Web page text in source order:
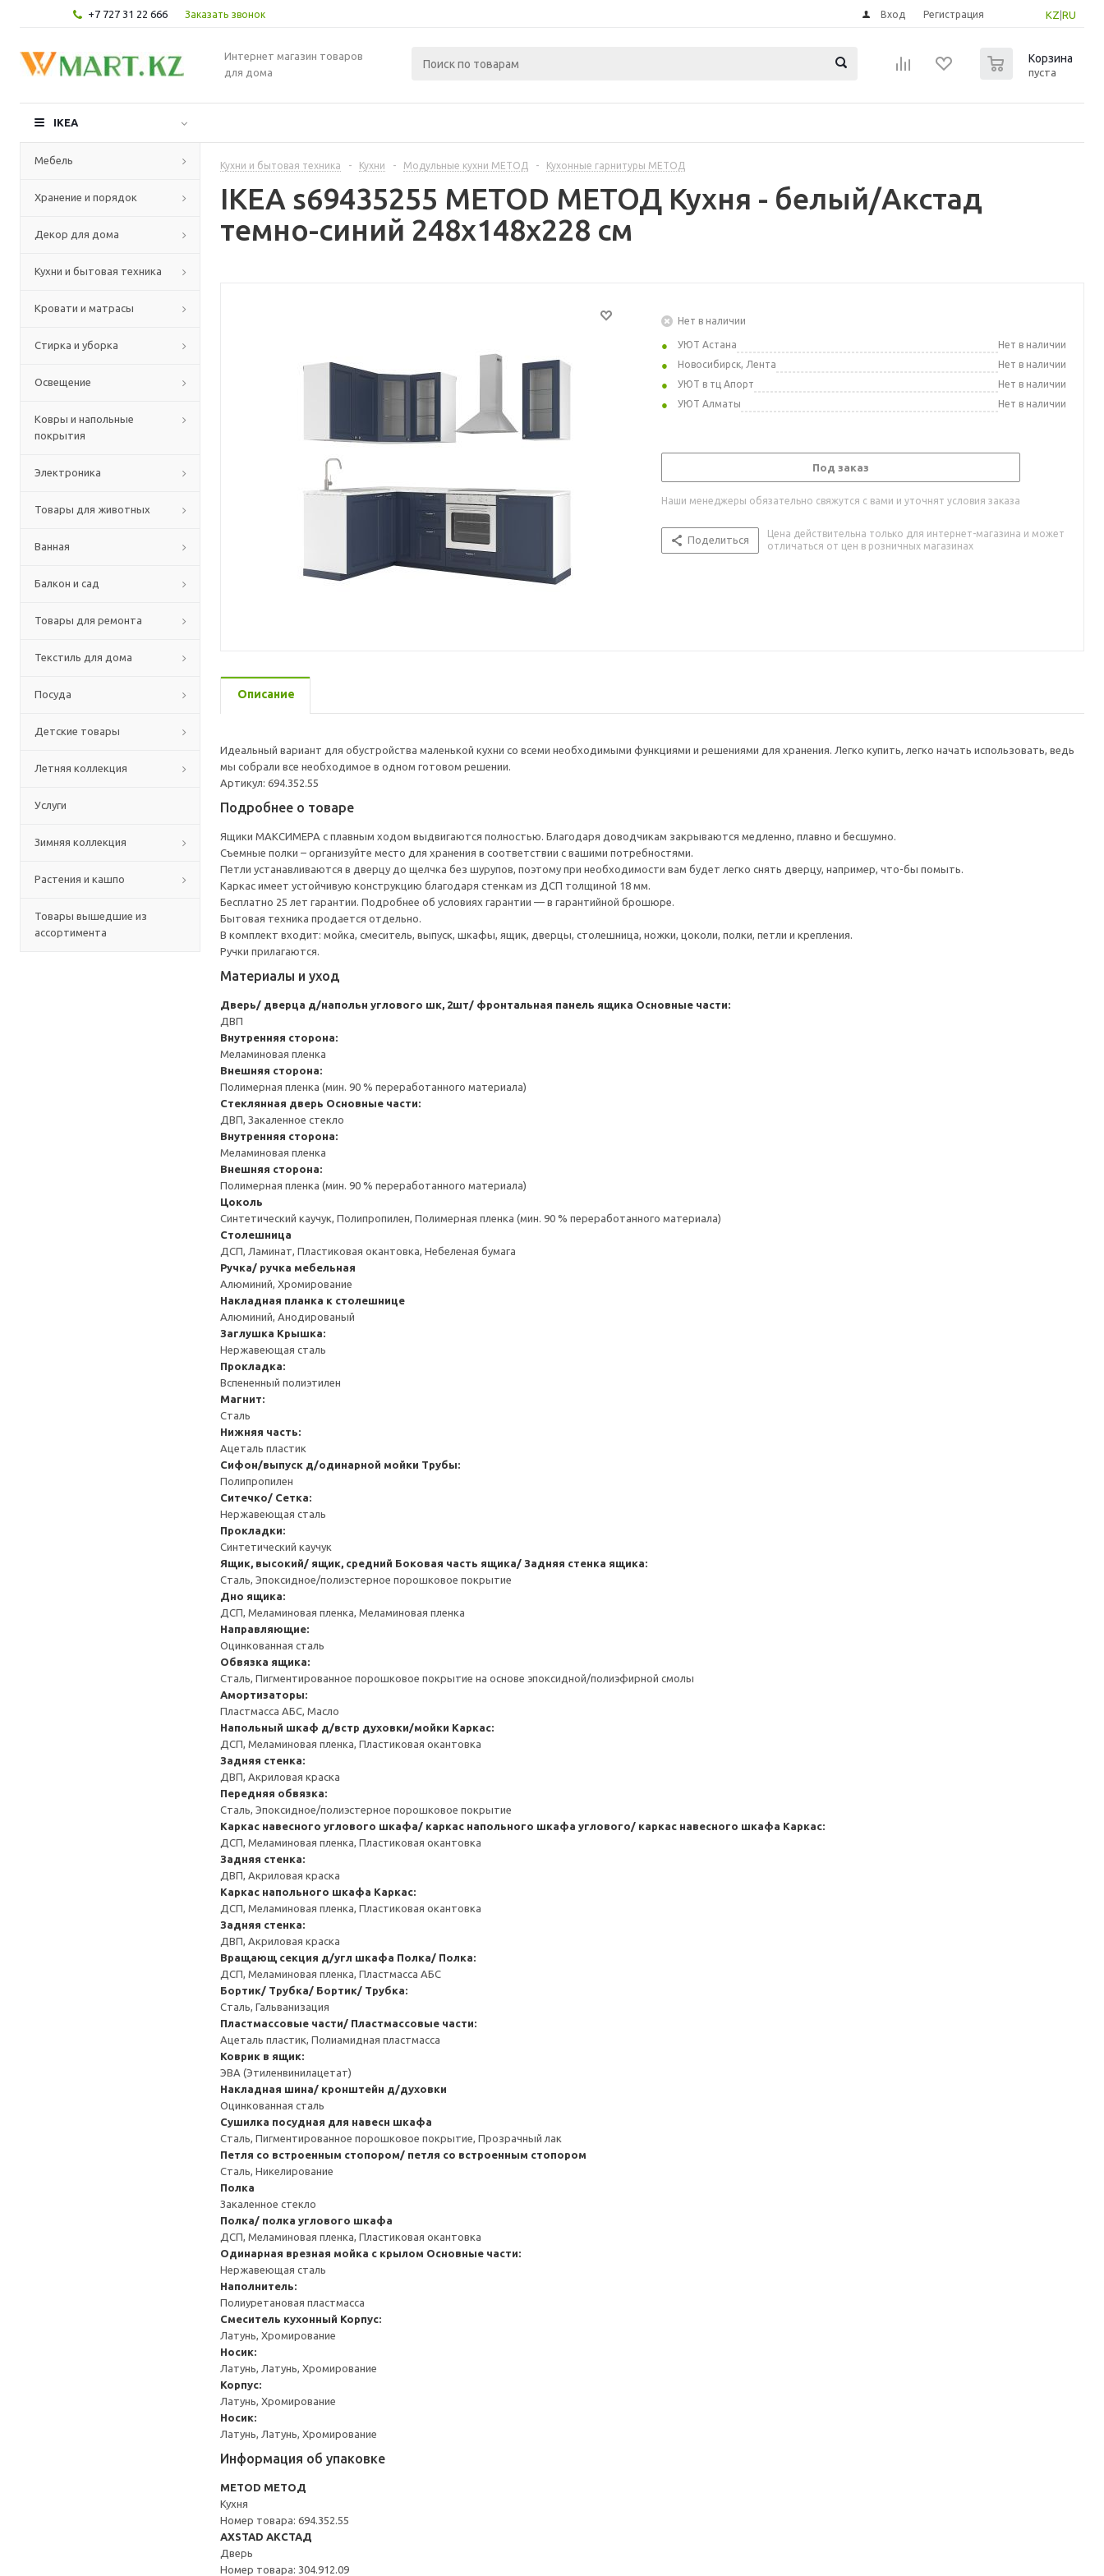
+7 727 31 22 666 Заказать звонок KZ RU
Вход Регистрация
Интернет магазин товаров
для дома
Корзина
пуста
IKEA
Мебель
Хранение и порядок
Декор для дома
Кухни и бытовая техника
Кровати и матрасы
Стирка и уборка
Освещение
Ковры и напольные
покрытия
Электроника
Товары для животных
Ванная
Балкон и сад
Товары для ремонта
Текстиль для дома
Посуда
Детские товары
Летняя коллекция
Услуги
Зимняя коллекция
Растения и кашпо
Товары вышедшие из
ассортимента
Кухни и бытовая техника - Кухни - Модульные кухни МЕТОД - Кухонные гарнитуры МЕТОД
IKEA s69435255 METOD МЕТОД Кухня - белый/Акстад
темно-синий 248x148x228 см
Нет в наличии
УЮТ Астана
Нет в наличии
Новосибирск, Лента
Нет в наличии
УЮТ в тц Апорт
Нет в наличии
УЮТ Алматы
Нет в наличии
Под заказ
Наши менеджеры обязательно свяжутся с вами и уточнят условия заказа
Поделиться
Цена действительна только для интернет-магазина и может
отличаться от цен в розничных магазинах
Описание
Идеальный вариант для обустройства маленькой кухни со всеми необходимыми функциями и решениями для хранения. Легко купить, легко начать использовать, ведь
мы собрали все необходимое в одном готовом решении.
Артикул: 694.352.55
Подробнее о товаре
Ящики МАКСИМЕРА с плавным ходом выдвигаются полностью. Благодаря доводчикам закрываются медленно, плавно и бесшумно.
Съемные полки – организуйте место для хранения в соответствии с вашими потребностями.
Петли устанавливаются в дверцу до щелчка без шурупов, поэтому при необходимости вам будет легко снять дверцу, например, что-бы помыть.
Каркас имеет устойчивую конструкцию благодаря стенкам из ДСП толщиной 18 мм.
Бесплатно 25 лет гарантии. Подробнее об условиях гарантии — в гарантийной брошюре.
Бытовая техника продается отдельно.
В комплект входит: мойка, смеситель, выпуск, шкафы, ящик, дверцы, столешница, ножки, цоколи, полки, петли и крепления.
Ручки прилагаются.
Материалы и уход
Дверь/ дверца д/напольн углового шк, 2шт/ фронтальная панель ящика Основные части:
ДВП
Внутренняя сторона:
Меламиновая пленка
Внешняя сторона:
Полимерная пленка (мин. 90 % переработанного материала)
Стеклянная дверь Основные части:
ДВП, Закаленное стекло
Внутренняя сторона:
Меламиновая пленка
Внешняя сторона:
Полимерная пленка (мин. 90 % переработанного материала)
Цоколь
Синтетический каучук, Полипропилен, Полимерная пленка (мин. 90 % переработанного материала)
Столешница
ДСП, Ламинат, Пластиковая окантовка, Небеленая бумага
Ручка/ ручка мебельная
Алюминий, Хромирование
Накладная планка к столешнице
Алюминий, Анодированый
Заглушка Крышка:
Нержавеющая сталь
Прокладка:
Вспененный полиэтилен
Магнит:
Сталь
Нижняя часть:
Ацеталь пластик
Сифон/выпуск д/одинарной мойки Трубы:
Полипропилен
Ситечко/ Сетка:
Нержавеющая сталь
Прокладки:
Синтетический каучук
Ящик, высокий/ ящик, средний Боковая часть ящика/ Задняя стенка ящика:
Сталь, Эпоксидное/полиэстерное порошковое покрытие
Дно ящика:
ДСП, Меламиновая пленка, Меламиновая пленка
Направляющие:
Оцинкованная сталь
Обвязка ящика:
Сталь, Пигментированное порошковое покрытие на основе эпоксидной/полиэфирной смолы
Амортизаторы:
Пластмасса АБС, Масло
Напольный шкаф д/встр духовки/мойки Каркас:
ДСП, Меламиновая пленка, Пластиковая окантовка
Задняя стенка:
ДВП, Акриловая краска
Передняя обвязка:
Сталь, Эпоксидное/полиэстерное порошковое покрытие
Каркас навесного углового шкафа/ каркас напольного шкафа углового/ каркас навесного шкафа Каркас:
ДСП, Меламиновая пленка, Пластиковая окантовка
Задняя стенка:
ДВП, Акриловая краска
Каркас напольного шкафа Каркас:
ДСП, Меламиновая пленка, Пластиковая окантовка
Задняя стенка:
ДВП, Акриловая краска
Вращающ секция д/угл шкафа Полка/ Полка:
ДСП, Меламиновая пленка, Пластмасса АБС
Бортик/ Трубка/ Бортик/ Трубка:
Сталь, Гальванизация
Пластмассовые части/ Пластмассовые части:
Ацеталь пластик, Полиамидная пластмасса
Коврик в ящик:
ЭВА (Этиленвинилацетат)
Накладная шина/ кронштейн д/духовки
Оцинкованная сталь
Сушилка посудная для навесн шкафа
Сталь, Пигментированное порошковое покрытие, Прозрачный лак
Петля со встроенным стопором/ петля со встроенным стопором
Сталь, Никелирование
Полка
Закаленное стекло
Полка/ полка углового шкафа
ДСП, Меламиновая пленка, Пластиковая окантовка
Одинарная врезная мойка с крылом Основные части:
Нержавеющая сталь
Наполнитель:
Полиуретановая пластмасса
Смеситель кухонный Корпус:
Латунь, Хромирование
Носик:
Латунь, Латунь, Хромирование
Корпус:
Латунь, Хромирование
Носик:
Латунь, Латунь, Хромирование
Информация об упаковке
METOD МЕТОД
Кухня
Номер товара: 694.352.55
AXSTAD АКСТАД
Дверь
Номер товара: 304.912.09